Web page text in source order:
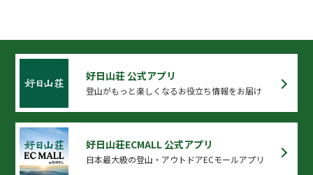
好日山荘 公式アプリ
登山がもっと楽しくなるお役立ち情報をお届け
好日山荘ECMALL 公式アプリ
日本最大級の登山・アウトドアECモールアプリ